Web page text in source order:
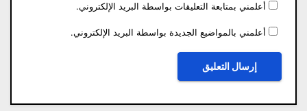
أعلمني بمتابعة التعليقات بواسطة البريد الإلكتروني.
أعلمني بالمواضيع الجديدة بواسطة البريد الإلكتروني.